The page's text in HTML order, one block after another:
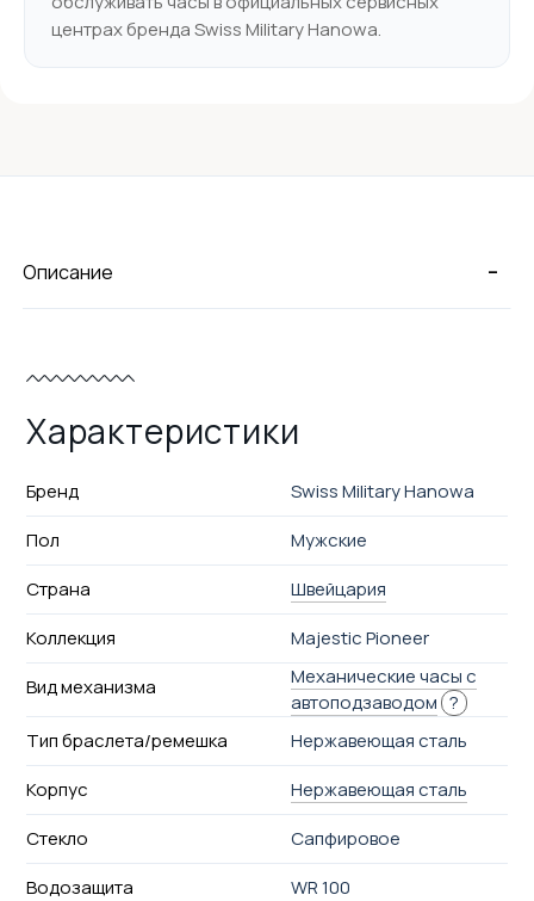
центрах бренда Swiss Military Hanowa.
-
Описание
Характеристики
Бренд
Swiss Military Hanowa
Пол
Мужские
Страна
Швейцария
Коллекция
Majestic Pioneer
Вид механизма
Механические часы с
автоподзаводом ?
Тип браслета/ремешка
Нержавеющая сталь
Корпус
Нержавеющая сталь
Стекло
Сапфировое
Водозащита
WR 100